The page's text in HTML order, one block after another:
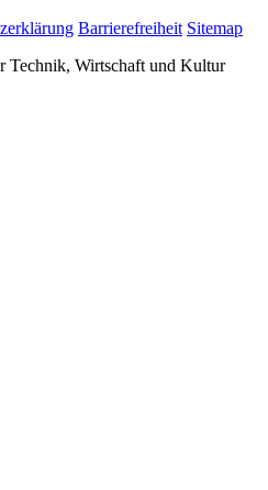
Barrierefreiheit Sitemap
Technik, Wirtschaft und Kultur